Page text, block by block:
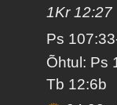
1Kr 12:27
Ps
Õhtul: Ps
Tb 12:6b